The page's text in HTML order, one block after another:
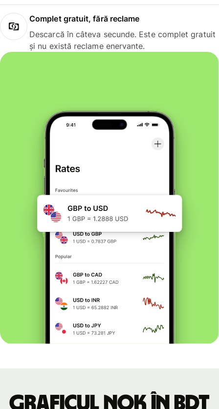
Complet gratuit, fără reclame
Descarcă în câteva secunde. Este complet gratuit
și nu există reclame enervante.
Graficul NOK în BDT